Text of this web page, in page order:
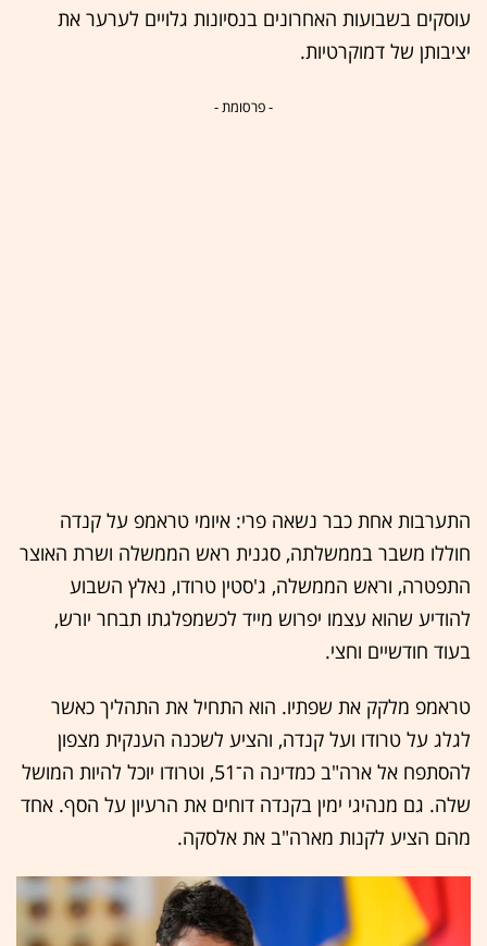
עוסקים בשבועות האחרונים בנסיונות גלויים לערער את
יציבותן של דמוקרטיות.
- פרסומת -
התערבות אחת כבר נשאה פרי: איומי טראמפ על קנדה
חוללו משבר בממשלתה, סגנית ראש הממשלה ושרת האוצר
התפטרה, וראש הממשלה, ג'סטין טרודו, נאלץ השבוע
להודיע שהוא עצמו יפרוש מייד לכשמפלגתו תבחר יורש,
בעוד חודשיים וחצי.
טראמפ מלקק את שפתיו. הוא התחיל את התהליך כאשר
לגלג על טרודו ועל קנדה, והציע לשכנה הענקית מצפון
להסתפח אל ארה"ב כמדינה ה־51, וטרודו יוכל להיות המושל
שלה. גם מנהיגי ימין בקנדה דוחים את הרעיון על הסף. אחד
מהם הציע לקנות מארה"ב את אלסקה.